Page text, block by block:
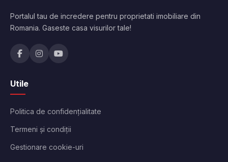
Portalul tau de incredere pentru proprietati imobiliare din
Romania. Gaseste casa visurilor tale!
Utile
Politica de confidențialitate
Termeni și condiții
Gestionare cookie-uri